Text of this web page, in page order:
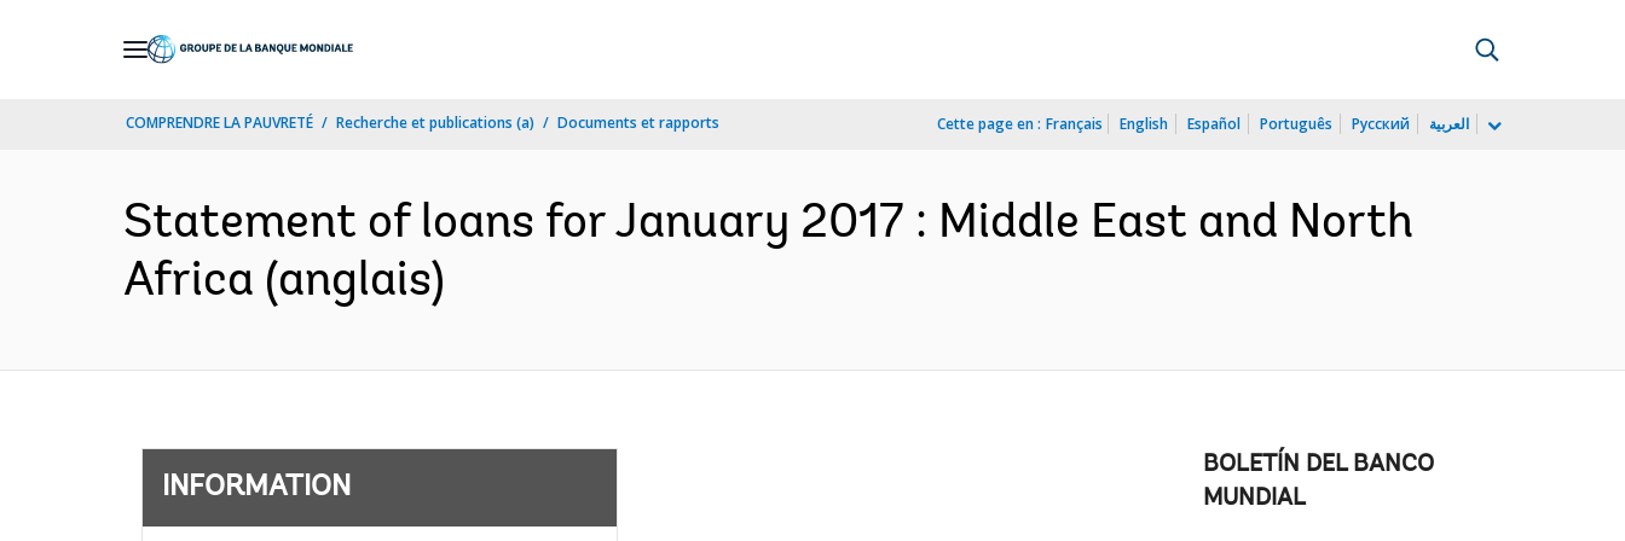
COMPRENDRE LA PAUVRETÉ Recherche et publications (a) Documents et rapports Cette page en : Français English Español Português Русский العربية
Statement of loans for January 2017 : Middle East and North
Africa (anglais)
INFORMATION
BOLETÍN DEL BANCO
MUNDIAL